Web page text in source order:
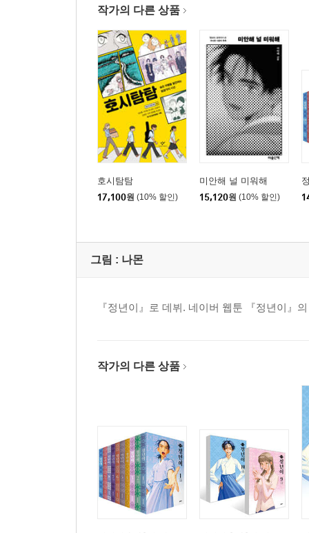
작가의 다른 상품
호시탐탐
17,100원 (10% 할인)
미안해 널 미워해
15,120원 (10% 할인)
그림 : 나몬
『정년이』로 데뷔. 네이버 웹툰 『정년이』
작가의 다른 상품